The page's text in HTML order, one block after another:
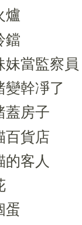
爐
鐺
妹當監察員
變幹凈了
蓋房子
百貨店
的客人
蛋